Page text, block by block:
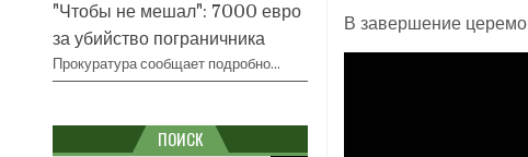
В завершение
"Чтобы не мешал": 7000 евро
за убийство пограничника
Прокуратура сообщает подробно…
ПОИСК